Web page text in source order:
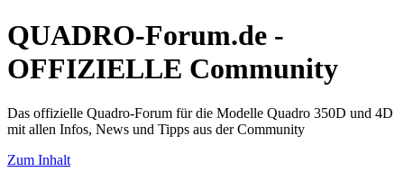
QUADRO-Forum.de -
OFFIZIELLE Community
Das offizielle Quadro-Forum für die Modelle Quadro 350D und 4D
mit allen Infos, News und Tipps aus der Community
Zum Inhalt